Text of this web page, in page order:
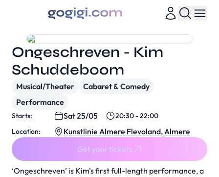
‘Ongeschreven’ is Kim's first full-length performance, a
Ongeschreven - Kim
Schuddeboom
Musical/Theater
Cabaret & Comedy
Performance
Starts: Sat 25/05
20:30 - 22:00
Location:
Kunstlinie Almere Flevoland, Almere
Get your tickets